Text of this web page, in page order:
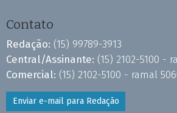
Contato
Redação: (15) 99789-3913
Central/Assinante: (15) 2102-5100 -
Comercial: (15) 2102-5100 - ramal
Enviar e-mail para Redação